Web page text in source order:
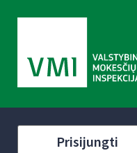
Prisijungti